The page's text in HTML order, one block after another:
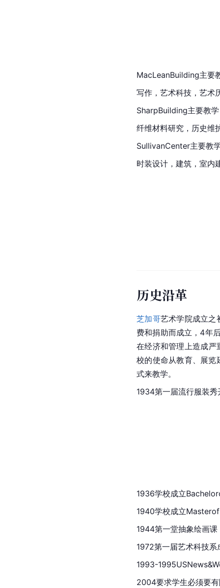
MacLeanBuilding主要
写作，艺术科技，艺术
SharpBuilding主要教
纤维材料研究，历史维
SullivanCenter主要教
时装设计，建筑，室内
历史沿革
芝加哥艺术学院成立之
费和捐助而成立，4年
在经济和管理上造成
校的使命从教育、展
式来教学。
1934第一届流行服装
1936学校成立
1940学校成立
1944第一堂抽象绘画课
1972第一届艺术科技
1993-
2004要求学生必须要